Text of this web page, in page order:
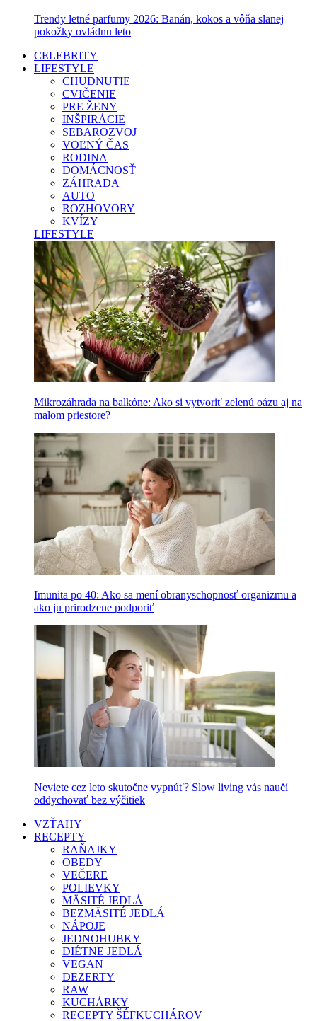
Trendy letné parfumy 2026: Banán, kokos a vôňa slanej
pokožky ovládnu leto
CELEBRITY
LIFESTYLE
CHUDNUTIE
CVIČENIE
PRE ŽENY
INŠPIRÁCIE
SEBAROZVOJ
VOĽNÝ ČAS
RODINA
DOMÁCNOSŤ
ZÁHRADA
AUTO
ROZHOVORY
KVÍZY
LIFESTYLE
Mikrozáhrada na balkóne: Ako si vytvoriť zelenú oázu aj na
malom priestore?
Imunita po 40: Ako sa mení obranyschopnosť organizmu a
ako ju prirodzene podporiť
Neviete cez leto skutočne vypnúť? Slow living vás naučí
oddychovať bez výčitiek
VZŤAHY
RECEPTY
RAŇAJKY
OBEDY
VEČERE
POLIEVKY
MÄSITÉ JEDLÁ
BEZMÄSITÉ JEDLÁ
NÁPOJE
JEDNOHUBKY
DIÉTNE JEDLÁ
VEGAN
DEZERTY
RAW
KUCHÁRKY
RECEPTY ŠÉFKUCHÁROV